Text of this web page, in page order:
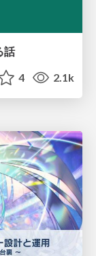
話
4 2.1k